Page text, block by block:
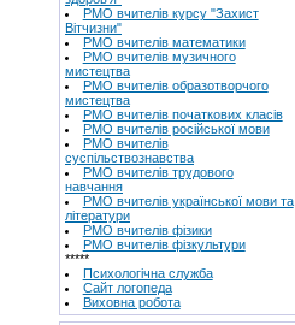
РМО вчителів курсу "Захист
Вітчизни"
РМО вчителів математики
РМО вчителів музичного
мистецтва
РМО вчителів образотворчого
мистецтва
РМО вчителів початкових класів
РМО вчителів російської мови
РМО вчителів
суспільствознавства
РМО вчителів трудового
навчання
РМО вчителів української мови та
літератури
РМО вчителів фізики
РМО вчителів фізкультури
*****
Психологічна служба
Сайт логопеда
Виховна робота